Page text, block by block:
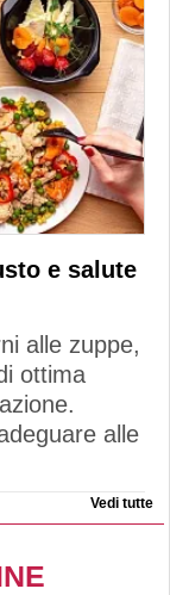
e salute
alle zuppe,
ottima
alle
Vedi tutte